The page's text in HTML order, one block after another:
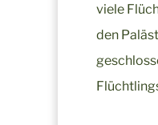
viele
den